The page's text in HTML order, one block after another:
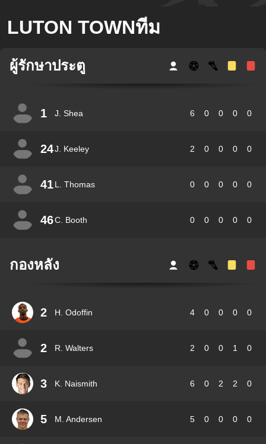
LUTON TOWNทีม
ผู้รักษาประตู
1 J. Shea 6 0 0 0 0
24J. Keeley 2 0 0 0 0
41L. Thomas 0 0 0 0 0
46C. Booth 0 0 0 0 0
กองหลัง
2 H. Odoffin 4 0 0 0 0
2 R. Walters 2 0 0 1 0
3 K. Naismith 6 0 2 2 0
5 M. Andersen 5 0 0 0 0